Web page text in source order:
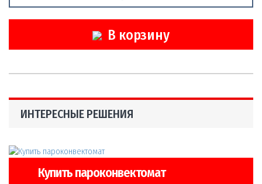
В корзину
ИНТЕРЕСНЫЕ РЕШЕНИЯ
Купить пароконвектомат